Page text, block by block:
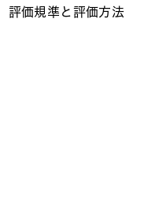
評価規準と評価方法